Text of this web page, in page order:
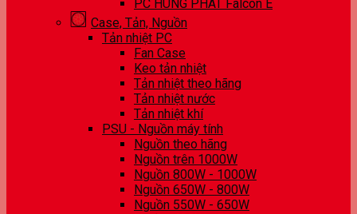
PC HÙNG PHÁT Falcon E
Case, Tản, Nguồn
Tản nhiệt PC
Fan Case
Keo tản nhiệt
Tản nhiệt theo hãng
Tản nhiệt nước
Tản nhiệt khí
PSU - Nguồn máy tính
Nguồn theo hãng
Nguồn trên 1000W
Nguồn 800W - 1000W
Nguồn 650W - 800W
Nguồn 550W - 650W